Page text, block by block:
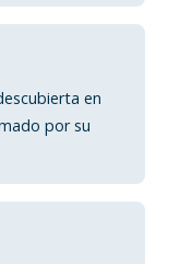
en
por su